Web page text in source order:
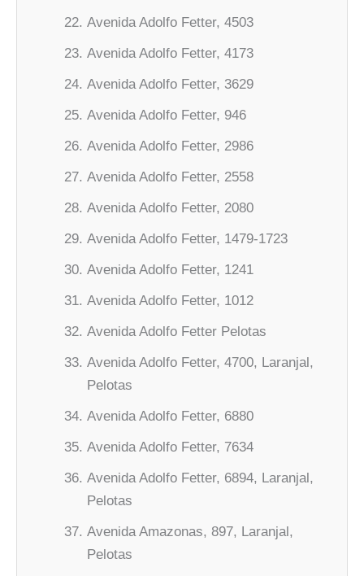
Avenida Adolfo Fetter, 4503
Avenida Adolfo Fetter, 4173
Avenida Adolfo Fetter, 3629
Avenida Adolfo Fetter, 946
Avenida Adolfo Fetter, 2986
Avenida Adolfo Fetter, 2558
Avenida Adolfo Fetter, 2080
Avenida Adolfo Fetter, 1479-1723
Avenida Adolfo Fetter, 1241
Avenida Adolfo Fetter, 1012
Avenida Adolfo Fetter Pelotas
Avenida Adolfo Fetter, 4700, Laranjal,
Pelotas
Avenida Adolfo Fetter, 6880
Avenida Adolfo Fetter, 7634
Avenida Adolfo Fetter, 6894, Laranjal,
Pelotas
Avenida Amazonas, 897, Laranjal,
Pelotas